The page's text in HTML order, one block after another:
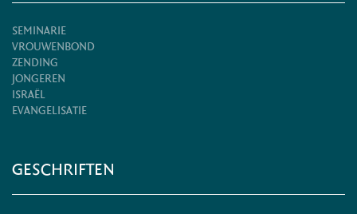
SEMINARIE
VROUWENBOND
ZENDING
JONGEREN
ISRAËL
EVANGELISATIE
GESCHRIFTEN